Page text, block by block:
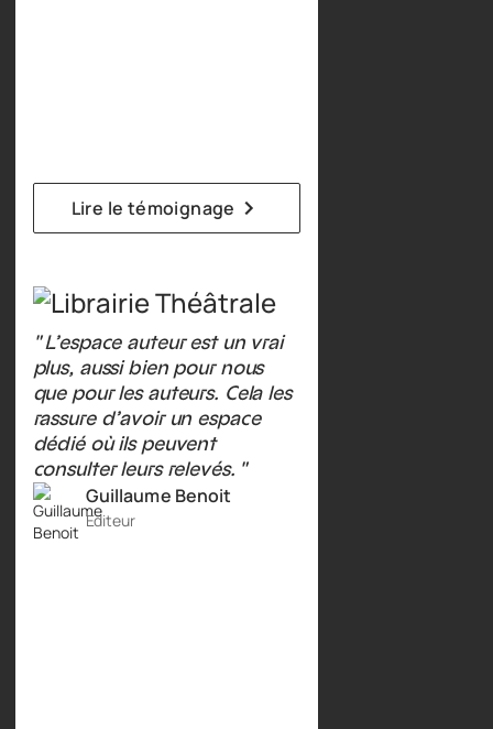
Lire le témoignage
" L’espace auteur est un vrai
plus, aussi bien pour nous
que pour les auteurs. Cela les
rassure d’avoir un espace
dédié où ils peuvent
consulter leurs relevés. "
Guillaume Benoit
Editeur